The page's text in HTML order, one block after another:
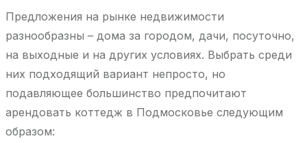
Предложения на рынке недвижимости
разнообразны – дома за городом, дачи, посуточно,
на выходные и на других условиях. Выбрать среди
них подходящий вариант непросто, но
подавляющее большинство предпочитают
арендовать коттедж в Подмосковье следующим
образом: